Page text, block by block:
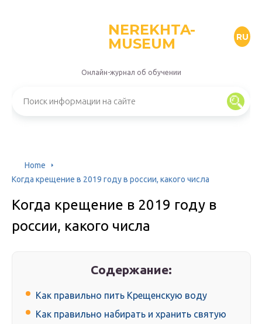
NEREKHTA-
MUSEUM
RU
Онлайн-журнал об обучении
Home
Когда крещение в 2019 году в россии, какого числа
Когда крещение в 2019 году в
россии, какого числа
Содержание:
Как правильно пить Крещенскую воду
Как правильно набирать и хранить святую